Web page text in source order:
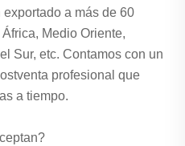
a más de 60
Medio Oriente,
Sur, etc. Contamos con un
profesional que
a tiempo.